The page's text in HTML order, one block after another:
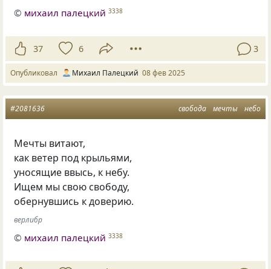
© михаил палецкий 3338
37 6 3
Опубликовал Михаил Палецкий 08 фев 2025
свобода мечты небо
#2081636
Мечты витают,
как ветер под крыльями,
уносящие ввысь, к небу.
Ищем мы свою свободу,
обернувшись к доверию.
верлибр
© михаил палецкий 3338